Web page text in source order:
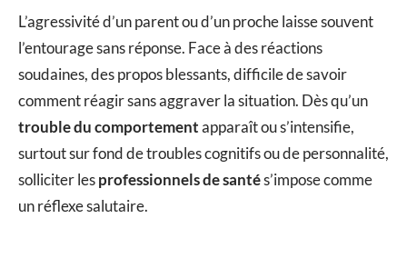
L’agressivité d’un parent ou d’un proche laisse souvent
l’entourage sans réponse. Face à des réactions
soudaines, des propos blessants, difficile de savoir
comment réagir sans aggraver la situation. Dès qu’un
trouble du comportementapparaît ou s’intensifie,
surtout sur fond de troubles cognitifs ou de personnalité,
solliciter lesprofessionnels de santés’impose comme
un réflexe salutaire.